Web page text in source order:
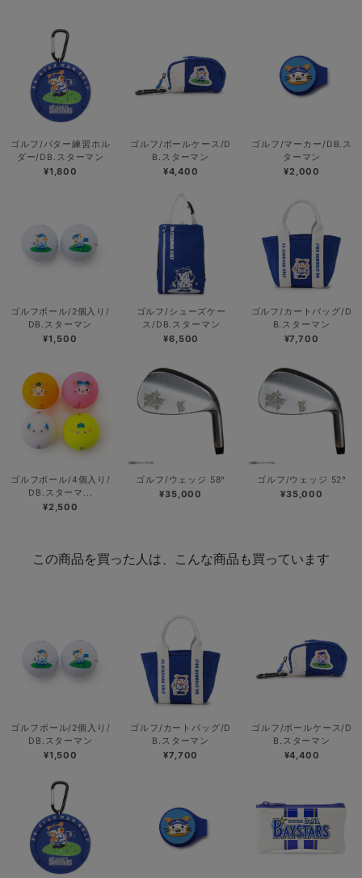
ゴルフ/パター練習ホル
ダー/DB.スターマン
¥1,800
ゴルフ/ボールケース/D
B.スターマン
¥4,400
ゴルフ/マーカー/DB.ス
ターマン
¥2,000
ゴルフボール/2個入り/
DB.スターマン
¥1,500
ゴルフ/シューズケー
ス/DB.スターマン
¥6,500
ゴルフ/カートバッグ/D
B.スターマン
¥7,700
ゴルフボール/4個入り/
DB.スターマ...
¥2,500
ゴルフ/ウェッジ 58°
¥35,000
ゴルフ/ウェッジ 52°
¥35,000
この商品を買った人は、こんな商品も買っています
ゴルフボール/2個入り/
DB.スターマン
¥1,500
ゴルフ/カートバッグ/D
B.スターマン
¥7,700
ゴルフ/ボールケース/D
B.スターマン
¥4,400